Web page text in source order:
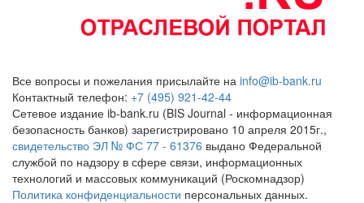
Все вопросы и пожелания присылайте на info@ib-bank.ru
Контактный телефон: +7 (495) 921-42-44
Сетевое издание ib-bank.ru (BIS Journal - информационная
безопасность банков) зарегистрировано 10 апреля 2015г.,
свидетельство ЭЛ № ФС 77 - 61376 выдано Федеральной
службой по надзору в сфере связи, информационных
технологий и массовых коммуникаций (Роскомнадзор)
Политика конфиденциальности персональных данных.